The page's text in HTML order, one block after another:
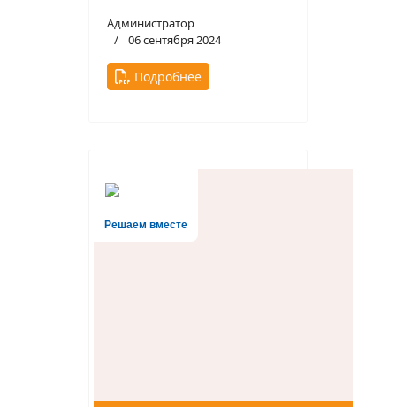
Администратор
06 сентября 2024
Подробнее
Решаем вместе